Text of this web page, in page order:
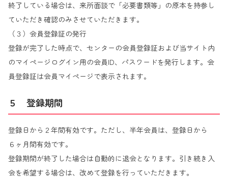
終了している場合は、来所面談で「必要書類等」の原本を持参し
ていただき確認のみさせていただきます。
（３）会員登録証の発行
登録が完了した時点で、センターの会員登録証および当サイト内
のマイページログイン用の会員ID、パスワードを発行します。会
員登録証は会員マイページで表示されます。
５ 登録期間
登録日から２年間有効です。ただし、半年会員は、登録日から
６ヶ月間有効です。
登録期間が終了した場合は自動的に退会となります。引き続き入
会を希望する場合は、改めて登録を行っていただきます。